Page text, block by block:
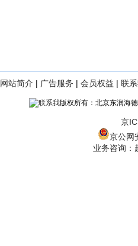
网站简介 | 广告服务 | 会员权益 | 联
版权所有：北京东润海
京
京公网
业务咨询：